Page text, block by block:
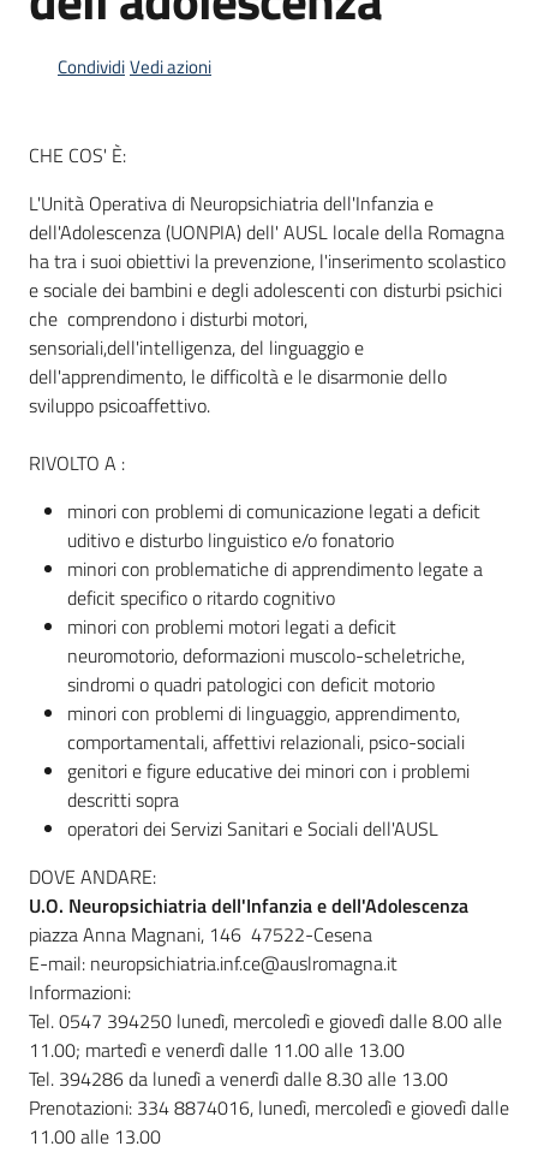
locali
Newsletter
CondividiVedi azioni
CHE COS' È:
L'Unità Operativa di Neuropsichiatria dell'Infanzia e
dell'Adolescenza (UONPIA) dell' AUSL locale della Romagna
ha tra i suoi obiettivi la prevenzione, l'inserimento scolastico
e sociale dei bambini e degli adolescenti con disturbi psichici
che comprendono i disturbi motori,
sensoriali,dell'intelligenza, del linguaggio e
dell'apprendimento, le difficoltà e le disarmonie dello
sviluppo psicoaffettivo.
RIVOLTO A :
minori con problemi di comunicazione legati a deficit
uditivo e disturbo linguistico e/o fonatorio
minori con problematiche di apprendimento legate a
deficit specifico o ritardo cognitivo
minori con problemi motori legati a deficit
neuromotorio, deformazioni muscolo-scheletriche,
sindromi o quadri patologici con deficit motorio
minori con problemi di linguaggio, apprendimento,
comportamentali, affettivi relazionali, psico-sociali
genitori e figure educative dei minori con i problemi
descritti sopra
operatori dei Servizi Sanitari e Sociali dell'AUSL
DOVE ANDARE:
U.O. Neuropsichiatria dell'Infanzia e dell'Adolescenza
piazza Anna Magnani, 146 47522-Cesena
E-mail: neuropsichiatria.inf.ce@auslromagna.it
Informazioni:
Tel. 0547 394250 lunedì, mercoledì e giovedì dalle 8.00 alle
11.00; martedì e venerdì dalle 11.00 alle 13.00
Tel. 394286 da lunedì a venerdì dalle 8.30 alle 13.00
Prenotazioni: 334 8874016, lunedì, mercoledì e giovedì dalle
11.00 alle 13.00